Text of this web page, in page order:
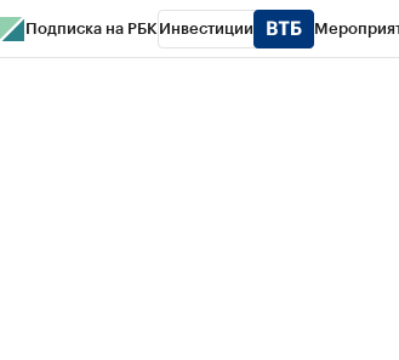
Подписка на РБК Инвестиции